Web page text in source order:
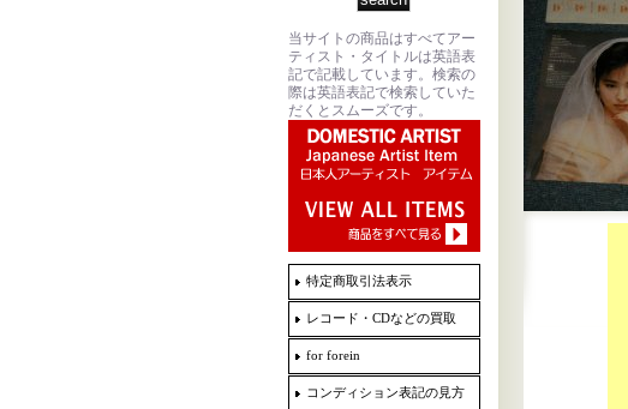
当サイトの商品はすべてアー
ティスト・タイトルは英語表
記で記載しています。検索の
際は英語表記で検索していた
だくとスムーズです。
特定商取引法表示
レコード・CDなどの買取
for forein
コンディション表記の見方